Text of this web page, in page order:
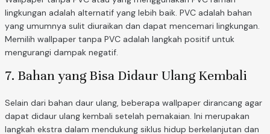
lingkungan adalah alternatif yang lebih baik. PVC adalah bahan
yang umumnya sulit diuraikan dan dapat mencemari lingkungan.
Memilih wallpaper tanpa PVC adalah langkah positif untuk
mengurangi dampak negatif.
7. Bahan yang Bisa Didaur Ulang Kembali
Selain dari bahan daur ulang, beberapa wallpaper dirancang agar
dapat didaur ulang kembali setelah pemakaian. Ini merupakan
langkah ekstra dalam mendukung siklus hidup berkelanjutan dan